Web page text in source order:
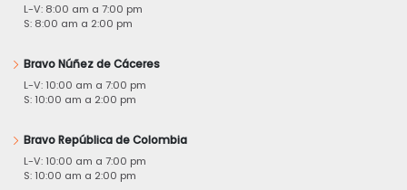
L-V: 8:00 am a 7:00 pm
S: 8:00 am a 2:00 pm
Bravo Núñez de Cáceres
L-V: 10:00 am a 7:00 pm
S: 10:00 am a 2:00 pm
Bravo República de Colombia
L-V: 10:00 am a 7:00 pm
S: 10:00 am a 2:00 pm